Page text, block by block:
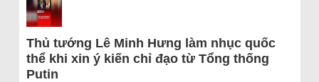
Thủ tướng Lê Minh Hưng làm nhục quốc
thể khi xin ý kiến chỉ đạo từ Tổng thống
Putin